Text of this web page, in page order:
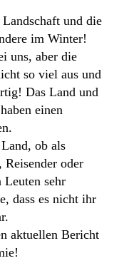
und die
im Winter!
uns, aber die
so viel aus und
Das Land und
einen
ob als
Reisender oder
Leuten sehr
dass es nicht ihr
aktuellen Bericht